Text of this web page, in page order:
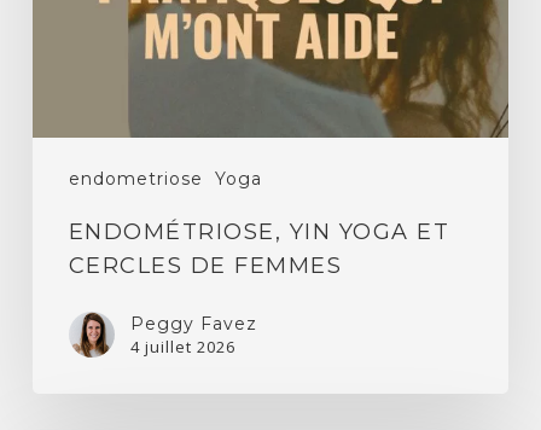
endometriose Yoga
ENDOMÉTRIOSE, YIN YOGA ET
CERCLES DE FEMMES
Peggy Favez
4 juillet 2026